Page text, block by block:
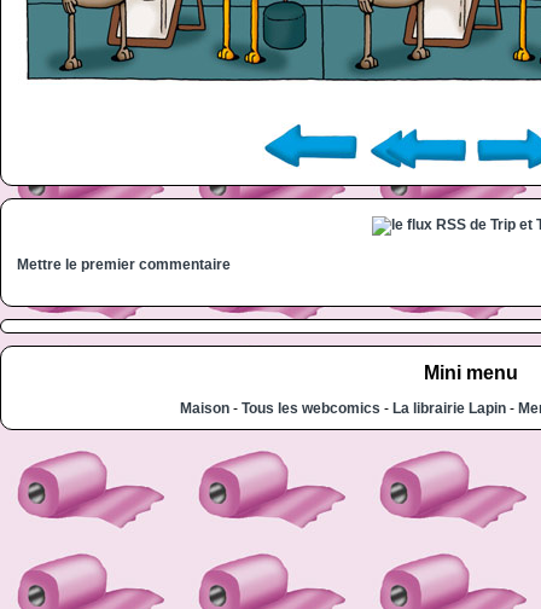
Mettre le premier commentaire
Mini menu
Maison- Tous les webcomics - La librairie Lapin-